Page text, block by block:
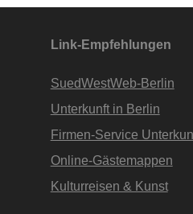
Apartments • www.Finde-
Link-Empfehlungen
SuedWestWeb-Berlin
Unterkunft in Berlin
Firmen-Service
Online-Gästemappen
Kulturreisen & Kunst